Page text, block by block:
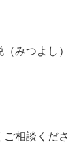
みつよし）
相談くださ